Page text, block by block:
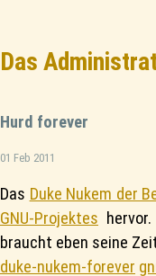
Das
Hurd forever
01 Feb 2011
Das Duke Nukem der
GNU-Projektes
braucht eben seine
duke-nukem-forever